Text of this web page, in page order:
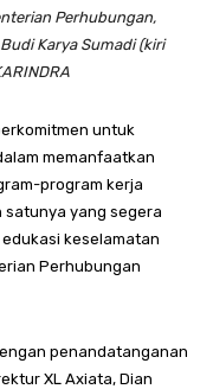
Perhubungan,
Karya Sumadi (kiri
untuk
memanfaatkan
program kerja
satunya yang segera
keselamatan
Perhubungan
penandatanganan
XL Axiata, Dian